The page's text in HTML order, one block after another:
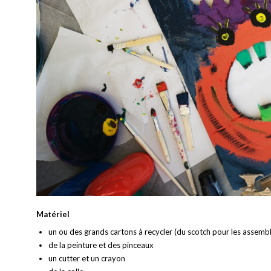
Matériel
un ou des grands cartons à recycler (du scotch pour les
de la peinture et des pinceaux
un cutter et un crayon